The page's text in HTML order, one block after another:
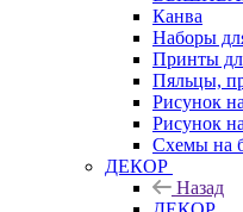
Канва
Наборы
Принты
Пяльцы,
Рисунок
Рисунок
Схемы на
ДЕКОР
Назад